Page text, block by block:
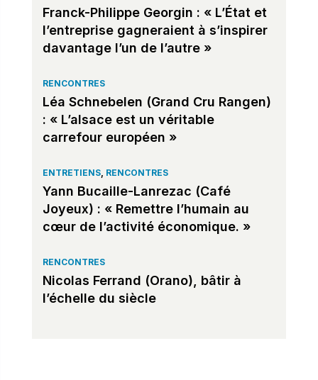
Franck-Philippe Georgin : « L’État et
l’entreprise gagneraient à s’inspirer
davantage l’un de l’autre »
RENCONTRES
Léa Schnebelen (Grand Cru Rangen)
: « L’alsace est un véritable
carrefour européen »
ENTRETIENS, RENCONTRES
Yann Bucaille-Lanrezac (Café
Joyeux) : « Remettre l’humain au
cœur de l’activité économique. »
RENCONTRES
Nicolas Ferrand (Orano), bâtir à
l’échelle du siècle